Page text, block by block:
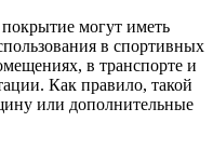
могут иметь
в спортивных
в транспорте и
Как правило, такой
или дополнительные